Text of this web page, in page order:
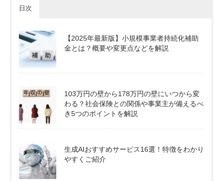
日次
【2025年最新版】小規模事業者持続化補助
金とは？概要や変更点などを解説
103万円の壁から178万円の壁にいつから変
わる？社会保険との関係や事業主が備えるべ
き5つのポイントを解説
生成AIおすすめサービス16選！特徴をわかり
やすくご紹介